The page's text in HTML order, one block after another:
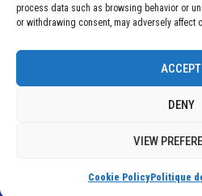
process data such as browsing behavior or
or withdrawing consent, may adversely affect
ACCEPT
DENY
VIEW
Cookie Policy Politique